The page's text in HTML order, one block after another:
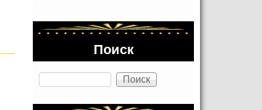
Поиск
Поиск